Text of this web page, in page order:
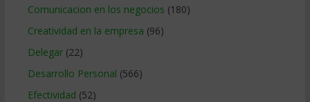
Comunicacion en los negocios (180)
Creatividad en la empresa (96)
Delegar(22)
Desarrollo Personal (566)
Efectividad (52)